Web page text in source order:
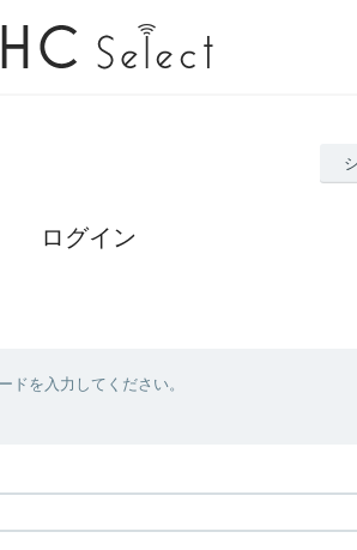
ログイン
ドを入力してください。